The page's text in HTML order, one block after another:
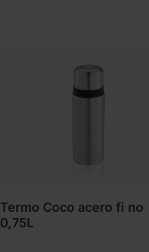
Termo Coco acero fi no
0,75L